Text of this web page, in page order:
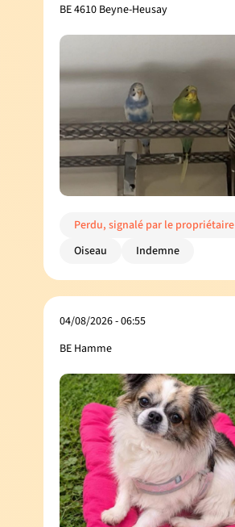
BE 4610 Beyne-Heusay
Perdu, signalé par le propriétaire
Oiseau
Indemne
04/08/2026 - 06:55
BE Hamme